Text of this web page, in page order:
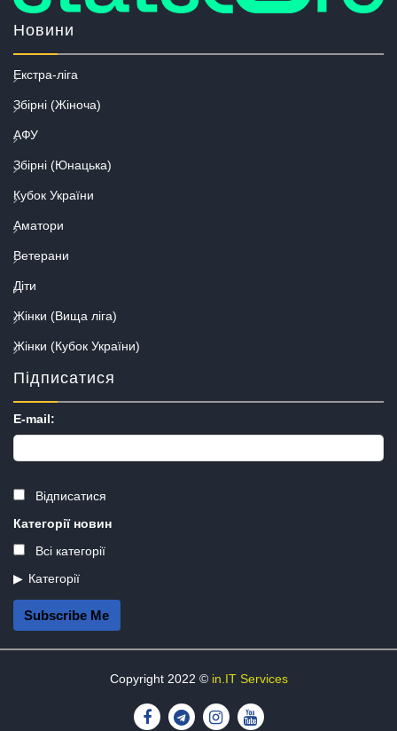
Новини
Екстра-ліга
Збірні (Жіноча)
АФУ
Збірні (Юнацька)
Кубок України
Аматори
Ветерани
Діти
Жінки (Вища ліга)
Жінки (Кубок України)
Підписатися
E-mail:
Відписатися
Категорії новин
Всі категорії
Категорії
Subscribe Me
Copyright 2022 © in.IT Services